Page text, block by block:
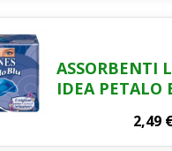
ASSORBENTI
IDEA PETALO
2,49